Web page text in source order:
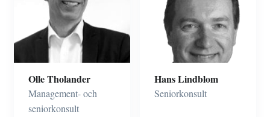
Program-, projekt- och
förändringslednnng
Verksamhetsutveckling
Olle Tholander
Management- och
seniorkonsult
Organisationsutveckling
i olika typer och storlek
av organisationer
Transformation
Hans Lindblom
Seniorkonsult